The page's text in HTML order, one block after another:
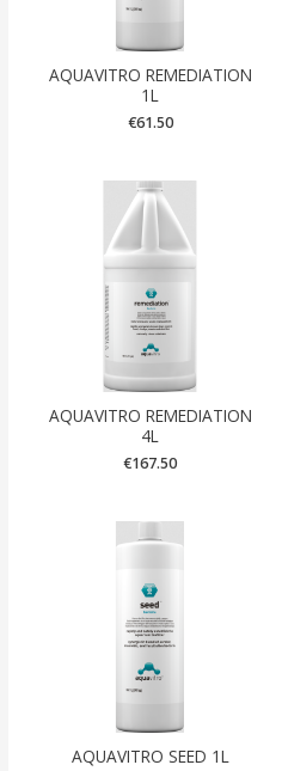
AQUAVITRO REMEDIATION
1L
€61.50
AQUAVITRO REMEDIATION
4L
€167.50
AQUAVITRO SEED 1L